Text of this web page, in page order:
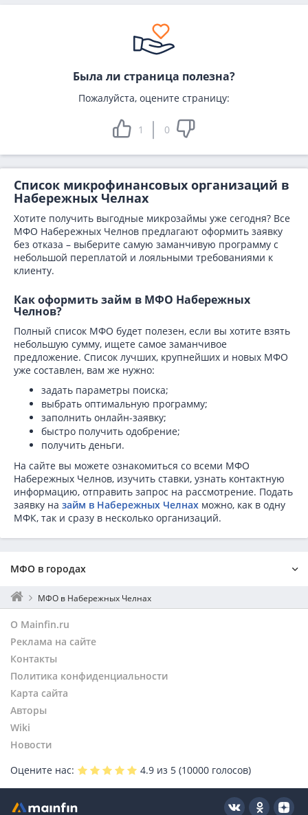
Была ли страница полезна?
Пожалуйста, оцените страницу:
1 0
Список микрофинансовых организаций в
Набережных Челнах
Хотите получить выгодные микрозаймы уже сегодня? Все
МФО Набережных Челнов предлагают оформить заявку
без отказа – выберите самую заманчивую программу с
небольшой переплатой и лояльными требованиями к
клиенту.
Как оформить займ в МФО Набережных
Челнов?
Полный список МФО будет полезен, если вы хотите взять
небольшую сумму, ищете самое заманчивое
предложение. Список лучших, крупнейших и новых МФО
уже составлен, вам же нужно:
задать параметры поиска;
выбрать оптимальную программу;
заполнить онлайн-заявку;
быстро получить одобрение;
получить деньги.
На сайте вы можете ознакомиться со всеми МФО
Набережных Челнов, изучить ставки, узнать контактную
информацию, отправить запрос на рассмотрение. Подать
заявку на займ в Набережных Челнах можно, как в одну
МФК, так и сразу в несколько организаций.
МФО в городах
Москва
Санкт-Петербург
Екатеринбург
Нижний Новгород
Новосибирск
Воронеж
Волгоград
Челябинск
Красноярск
Омск
Нижнекамск
Бугульма
Лениногорск
МФО в Набережных Челнах
О Mainfin.ru
Реклама на сайте
Контакты
Политика конфиденциальности
Карта сайта
Авторы
Wiki
Новости
Оцените нас:
4.9 из 5 (10000 голосов)